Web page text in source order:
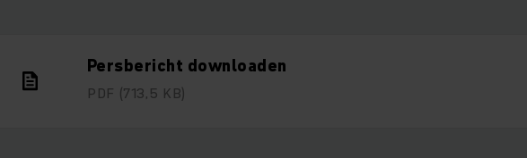
Persbericht downloaden
PDF (713,5 KB)